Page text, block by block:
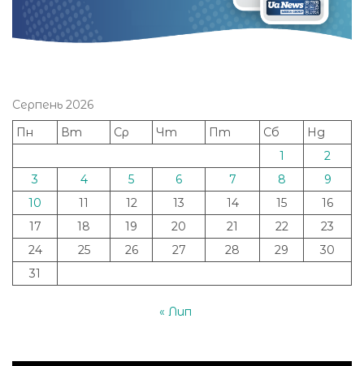
Серпень 2026
Пн
Вт Ср Чт Пт Сб
Нд
1
2
3
4 5 6 7 8
9
10
11 12 13 14 15
16
17
18 19 20 21 22
23
24
25 26 27 28 29
30
31
« Лип